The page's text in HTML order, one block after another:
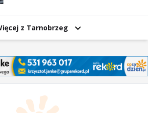
z Tarnobrzeg